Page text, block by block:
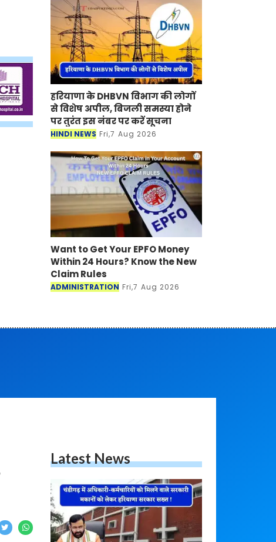
हरियाणा के DHBVN विभाग की लोगों
से विशेष अपील, बिजली समस्या होने
पर तुरंत इस नंबर पर करें सूचना
HINDI NEWS Fri,7 Aug 2026
Want to Get Your EPFO Money
Within 24 Hours? Know the New
Claim Rules
ADMINISTRATION Fri,7 Aug 2026
Latest News